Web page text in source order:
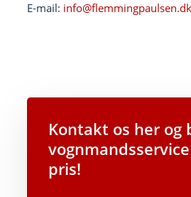
E-mail: info@flemmingpaulsen.dk
Kontakt os her og
pris!